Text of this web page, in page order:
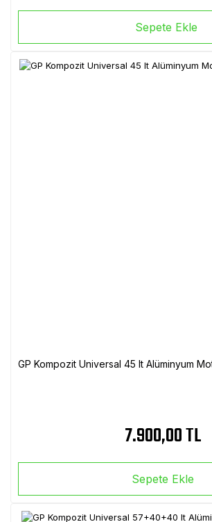
Sepete Ekle
GP Kompozit Universal 45 lt Alüminyum
7.900,00 TL
Sepete Ekle